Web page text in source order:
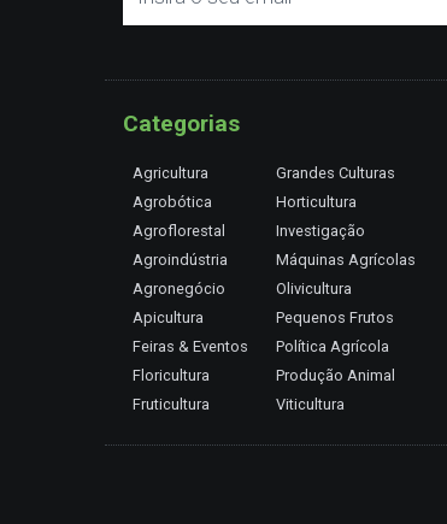
Categorias
Agricultura
Agrobótica
Agroflorestal
Agroindústria
Agronegócio
Apicultura
Feiras & Eventos
Floricultura
Fruticultura
Grandes Culturas
Horticultura
Investigação
Máquinas Agrícolas
Olivicultura
Pequenos Frutos
Política Agrícola
Produção Animal
Viticultura